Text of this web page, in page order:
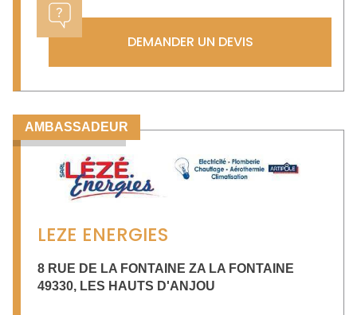
DEMANDER UN DEVIS
AMBASSADEUR
LEZE ENERGIES
8 RUE DE LA FONTAINE ZA LA FONTAINE
49330, LES HAUTS D'ANJOU